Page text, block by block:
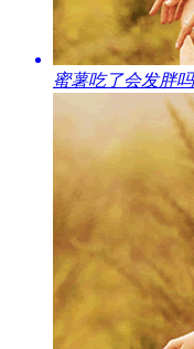
蜜薯吃了会发胖